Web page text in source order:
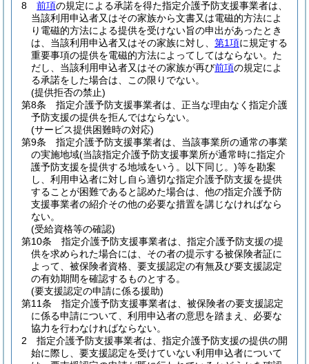
8
前項の規定による承諾を得た指定介護予防支援事業者は、
当該利用申込者又はその家族から文書又は電磁的方法によ
り電磁的方法による提供を受けない旨の申出があったとき
は、当該利用申込者又はその家族に対し、 第1項に規定する
重要事項の提供を電磁的方法によってしてはならない。 た
だし、当該利用申込者又はその家族が再び前項の規定によ
る承諾をした場合は、この限りでない。
(提供拒否の禁止)
第8条
指定介護予防支援事業者は、正当な理由なく指定介護
予防支援の提供を拒んではならない。
(サービス提供困難時の対応)
第9条
指定介護予防支援事業者は、当該事業所の通常の事業
の実施地域(当該指定介護予防支援事業所が通常時に指定介
護予防支援を提供する地域をいう。以下同じ。)等を勘案
し、利用申込者に対し自ら適切な指定介護予防支援を提供
することが困難であると認めた場合は、他の指定介護予防
支援事業者の紹介その他の必要な措置を講じなければなら
ない。
(受給資格等の確認)
第10条
指定介護予防支援事業者は、指定介護予防支援の提
供を求められた場合には、その者の提示する被保険者証に
よって、被保険者資格、要支援認定の有無及び要支援認定
の有効期間を確認するものとする。
(要支援認定の申請に係る援助)
第11条
指定介護予防支援事業者は、被保険者の要支援認定
に係る申請について、利用申込者の意思を踏まえ、必要な
協力を行わなければならない。
2
指定介護予防支援事業者は、指定介護予防支援の提供の開
始に際し、要支援認定を受けていない利用申込者について